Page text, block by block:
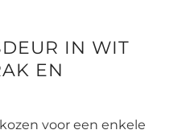
IN WIT
EN
voor een enkele